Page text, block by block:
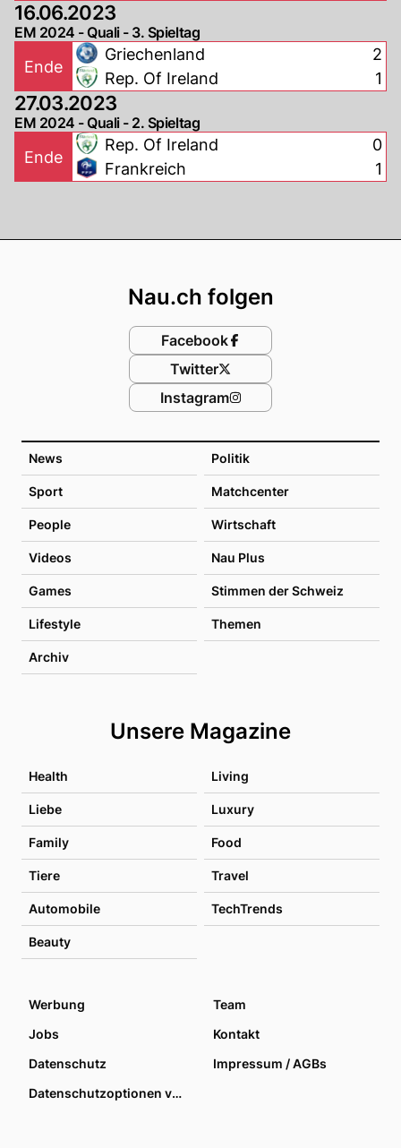
16.06.2023
EM 2024 - Quali - 3. Spieltag
Ende
Griechenland
Rep. Of Ireland
2
1
27.03.2023
EM 2024 - Quali - 2. Spieltag
Ende
Rep. Of Ireland
Frankreich
0
1
News Politik
Sport Matchcenter
People Wirtschaft
Videos Nau Plus
Games Stimmen der Schweiz
Lifestyle Themen
Archiv
Unsere Magazine
Health Living
Liebe Luxury
Family Food
Tiere Travel
Automobile TechTrends
Beauty
Nau.ch folgen
Facebook
Twitter
Instagram
Werbung
Team
Jobs
Kontakt
Datenschutz
Impressum / AGBs
Datenschutzoptionen verwalten